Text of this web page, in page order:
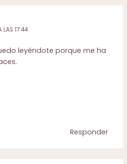
LAS 17:44
leyéndote porque me ha
Responder